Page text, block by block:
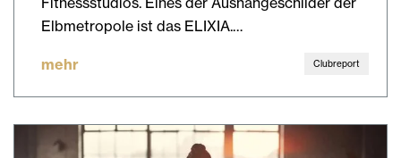
Elbmetropole ist das ELIXIA.…
mehr Clubreport